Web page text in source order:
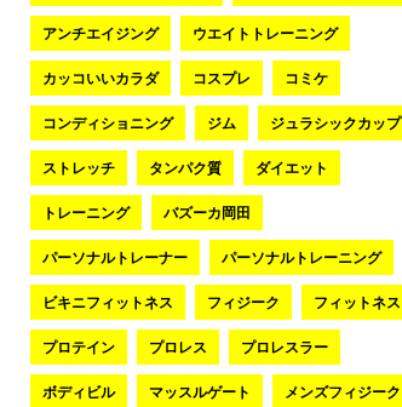
アンチエイジング ウエイトトレーニング
カッコいいカラダ コスプレ コミケ
コンディショニング ジム ジュラシックカップ
ストレッチ タンパク質 ダイエット
トレーニング バズーカ岡田
パーソナルトレーナー パーソナルトレーニング
ビキニフィットネス フィジーク フィットネス
プロテイン プロレス プロレスラー
ボディビル マッスルゲート メンズフィジーク